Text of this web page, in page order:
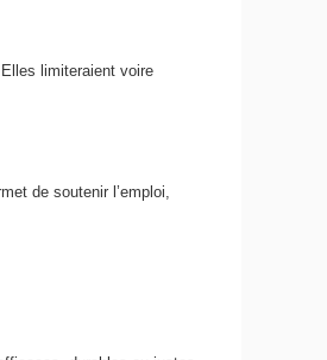
limiteraient voire
de soutenir l’emploi,